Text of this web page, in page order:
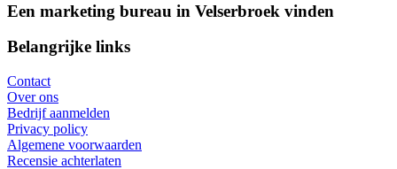
Een marketing bureau in Velserbroek vinden
Belangrijke links
Contact
Over ons
Bedrijf aanmelden
Privacy policy
Algemene voorwaarden
Recensie achterlaten